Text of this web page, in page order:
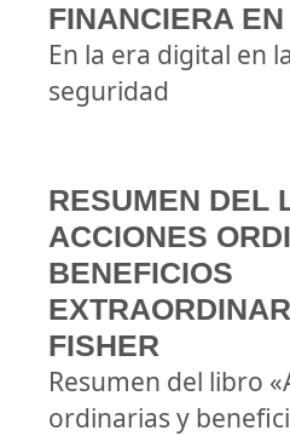
FINANCIERA
En la era digital en
seguridad
RESUMEN DEL
ACCIONES
BENEFICIOS
FISHER
Resumen del libro
ordinarias y